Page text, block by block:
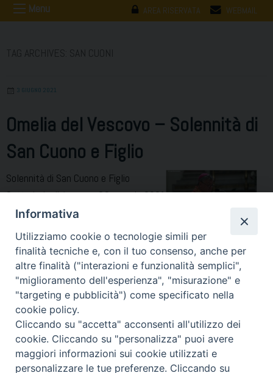
AREA RISERVATA WEBMAIL
Menu
3 GIUGNO 2021
Omelia del Vescovo – Solennità di
San Cuono e Figlio
Solennità di San Cuono e Figlio
Cattedrale di Acerra – 29 maggio 2021
Omelia del Vescovo Antonio Di Donna
Siamo qui radunati per celebrare
l’Eucaristia nella festa solenne dei
nostri Santi patroni, i Santi Martiri Cuono e figlio. Lo facciamo
ancora una volta quest’anno – dopo il periodo crudele della
pandemia, almeno nel suo centro – per riscoprire le motivazioni
della festa, le nostre radici, …
del
Vescovo
–
Informativa
Utilizziamo cookie o tecnologie simili per
finalità tecniche e, con il tuo consenso, anche per
altre finalità ("interazioni e funzionalità semplici",
"miglioramento dell'esperienza", "misurazione" e
"targeting e pubblicità") come specificato nella
cookie policy.
Cliccando su "accetta" acconsenti all'utilizzo dei
cookie. Cliccando su "personalizza" puoi avere
maggiori informazioni sui cookie utilizzati e
personalizzare le tue preferenze. Cliccando su